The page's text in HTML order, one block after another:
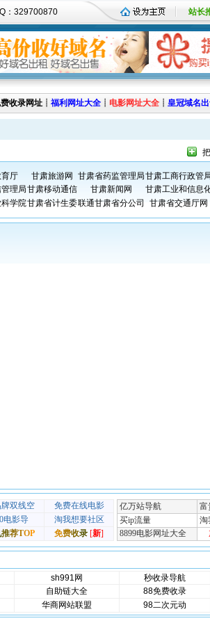
：329700870 站长
收录网址 ┊ 福利网址大全 ┊ 电影网址大全 ┊ 皇冠域名
厅 甘肃旅游网 甘肃省药监管理局甘肃工商行政管
理局甘肃移动通信 甘肃新闻网
甘肃工业和信息
学院甘肃省计生委联通甘肃省分公司 甘肃省交通厅网
sh991网 秒收录导航
自助链大全 88免费收录
华商网站联盟 98二次元动